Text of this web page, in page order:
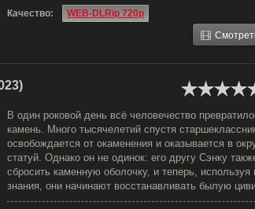
Качество:
WEB-DLRip 720p
В один роковой день всё человечество
камень. Много тысячелетий спустя
освобождается от окаменения и оказывается в
статуй. Однако он не одинок: его другу Сэнку
сбросить каменную оболочку, и теперь, используя
знания, они начинают восстанавливать былую